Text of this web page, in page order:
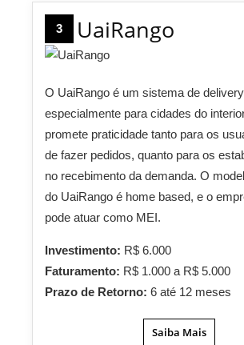
3 UaiRango
O UaiRango é um sistema de
especialmente para cidades do
promete praticidade tanto para os
de fazer pedidos, quanto para os
no recebimento da demanda. O
do UaiRango é home based, e o
pode atuar como MEI.
Investimento: R$ 6.000
Faturamento: R$ 1.000 a R$ 5.000
Prazo de Retorno: 6 até 12 meses
Saiba Mais